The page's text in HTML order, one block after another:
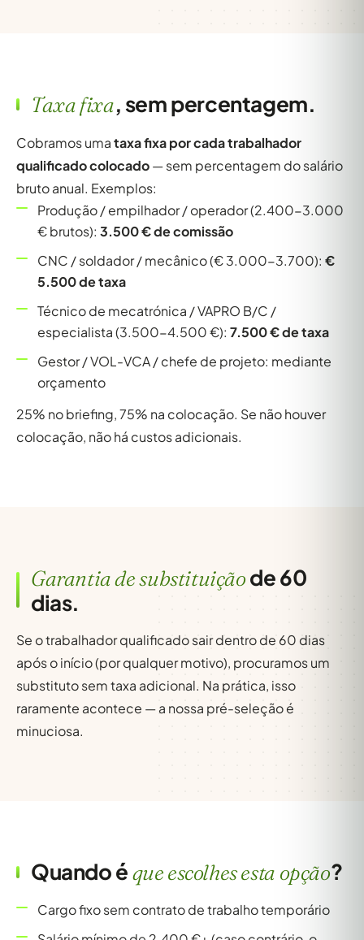
Taxa fixa, sem percentagem.
Cobramos umataxa fixa por cada trabalhador
qualificado colocado— sem percentagem do salário
bruto anual. Exemplos:
Produção / empilhador / operador (2.400-3.000
€ brutos): 3.500 € de comissão
CNC / soldador / mecânico (€ 3.000-3.700): €
5.500 de taxa
Técnico de mecatrónica / VAPRO B/C /
especialista (3.500-4.500 €): 7.500 € de taxa
Gestor / VOL-VCA / chefe de projeto: mediante
orçamento
25% no briefing, 75% na colocação. Se não houver
colocação, não há custos adicionais.
Garantia de substituiçãode 60
dias.
Se o trabalhador qualificado sair dentro de 60 dias
após o início (por qualquer motivo), procuramos um
substituto sem taxa adicional. Na prática, isso
raramente acontece — a nossa pré-seleção é
minuciosa.
Quando équeescolhes esta opção?
Cargo fixo sem contrato de trabalho temporário